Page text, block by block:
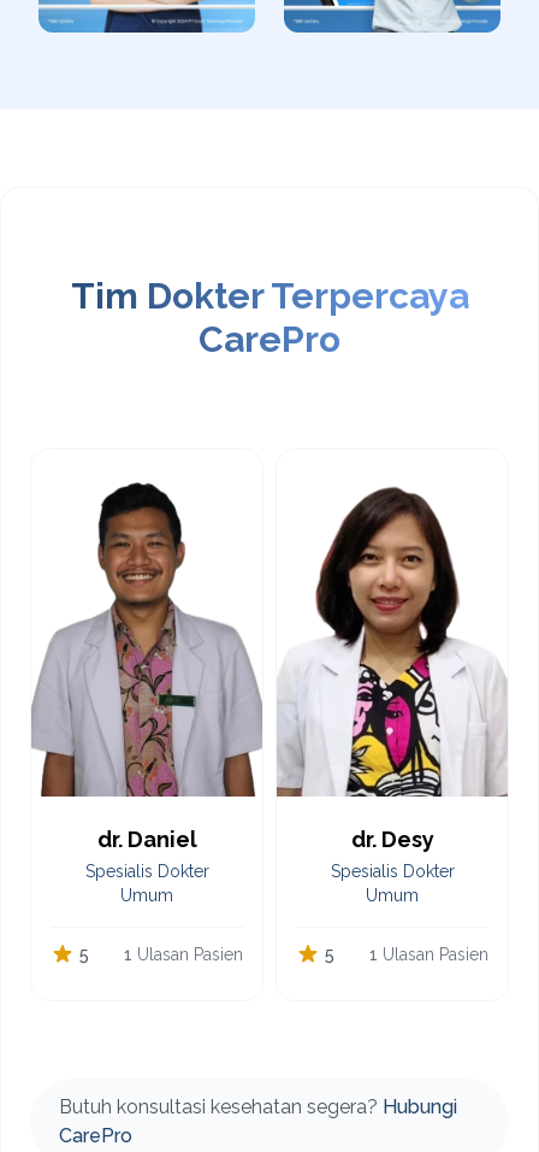
Tim Dokter Terpercaya
CarePro
dr. Daniel
Spesialis Dokter
Umum
5 1 Ulasan Pasien
dr. Desy
Spesialis Dokter
Umum
5 1 Ulasan Pasien
Hubungi CarePro melalui WhatsApp
Butuh konsultasi kesehatan segera? Hubungi
CarePro